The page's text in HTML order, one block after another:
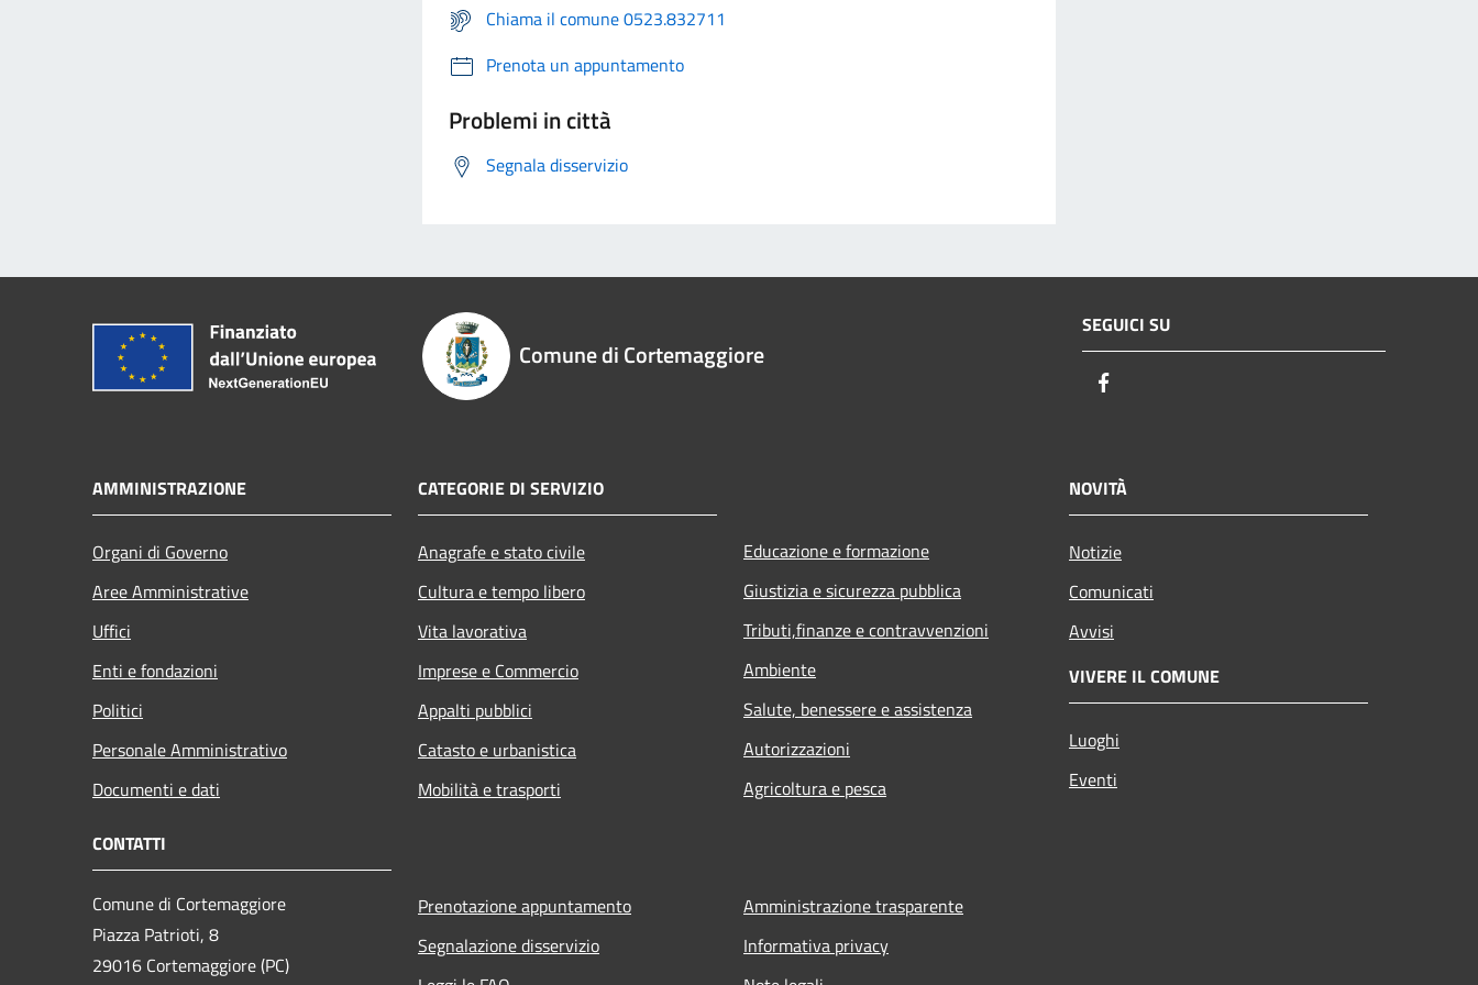
Chiama il comune 0523.832711
Prenota un appuntamento
Problemi in città
Segnala disservizio
Comune di Cortemaggiore
SEGUICI SU
AMMINISTRAZIONE
Organi di Governo
Aree Amministrative
Uffici
Enti e fondazioni
Politici
Personale Amministrativo
Documenti e dati
CATEGORIE DI SERVIZIO
Anagrafe e stato civile
Cultura e tempo libero
Vita lavorativa
Imprese e Commercio
Appalti pubblici
Catasto e urbanistica
Mobilità e trasporti
Educazione e formazione
Giustizia e sicurezza pubblica
Tributi,finanze e contravvenzioni
Ambiente
Salute, benessere e assistenza
Autorizzazioni
Agricoltura e pesca
NOVITÀ
Notizie
Comunicati
Avvisi
VIVERE IL COMUNE
Luoghi
Eventi
CONTATTI
Comune di Cortemaggiore
Piazza Patrioti, 8
29016 Cortemaggiore (PC)
Prenotazione appuntamento
Segnalazione disservizio
Amministrazione trasparente
Informativa privacy